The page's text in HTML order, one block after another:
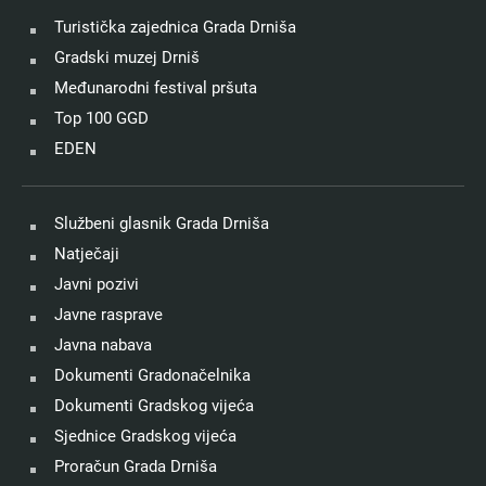
Turistička zajednica Grada Drniša
Gradski muzej Drniš
Međunarodni festival pršuta
Top 100 GGD
EDEN
Službeni glasnik Grada Drniša
Natječaji
Javni pozivi
Javne rasprave
Javna nabava
Dokumenti Gradonačelnika
Dokumenti Gradskog vijeća
Sjednice Gradskog vijeća
Proračun Grada Drniša